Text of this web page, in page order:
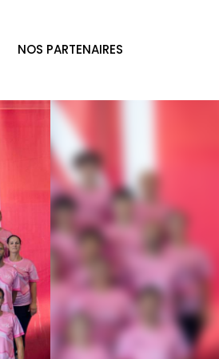
NOS PARTENAIRES